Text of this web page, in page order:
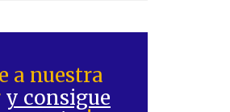
a nuestra
y consigue